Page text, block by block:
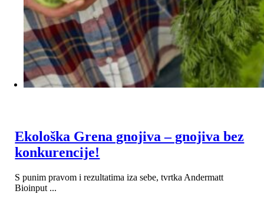
Ekološka Grena gnojiva – gnojiva bez
konkurencije!
S punim pravom i rezultatima iza sebe, tvrtka Andermatt
Bioinput ...